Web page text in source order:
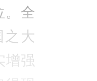
。全
之大
增强